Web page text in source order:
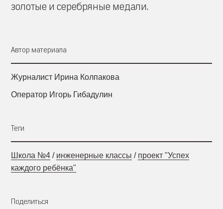
золотые и серебряные медали.
Автор материала
Журналист Ирина Колпакова
Оператор Игорь Гибадулин
Теги
Школа №4 / инженерные классы / проект "Успех
каждого ребёнка"
Поделиться